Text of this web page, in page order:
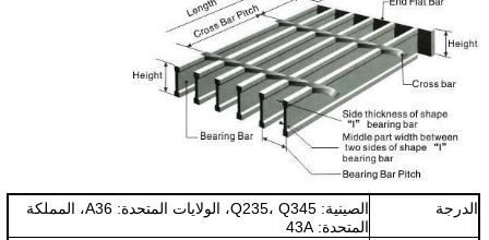
الدرجة
الصينية: Q235، Q345، الولايات المتحدة: A36، المملكة
المتحدة: 43A